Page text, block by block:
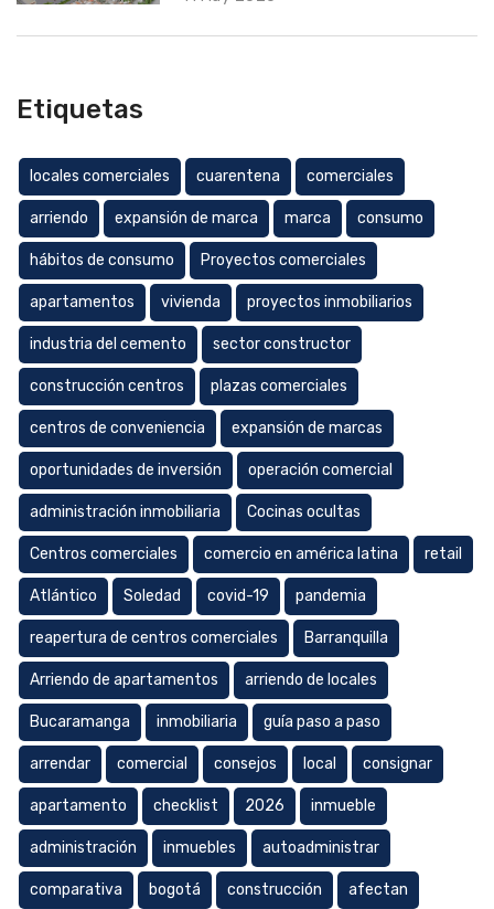
Etiquetas
locales comerciales cuarentena comerciales
arriendo expansión de marca marca consumo
hábitos de consumo Proyectos comerciales
apartamentos vivienda proyectos inmobiliarios
industria del cemento sector constructor
construcción centros plazas comerciales
centros de conveniencia expansión de marcas
oportunidades de inversión operación comercial
administración inmobiliaria Cocinas ocultas
Centros comerciales comercio en américa latina retail
Atlántico Soledad covid-19 pandemia
reapertura de centros comerciales Barranquilla
Arriendo de apartamentos arriendo de locales
Bucaramanga inmobiliaria guía paso a paso
arrendar comercial consejos local consignar
apartamento checklist 2026 inmueble
administración inmuebles autoadministrar
comparativa bogotá construcción afectan